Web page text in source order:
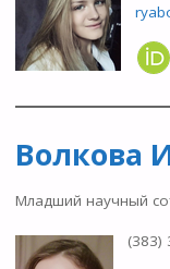
Волкова
Младший научный
(383)